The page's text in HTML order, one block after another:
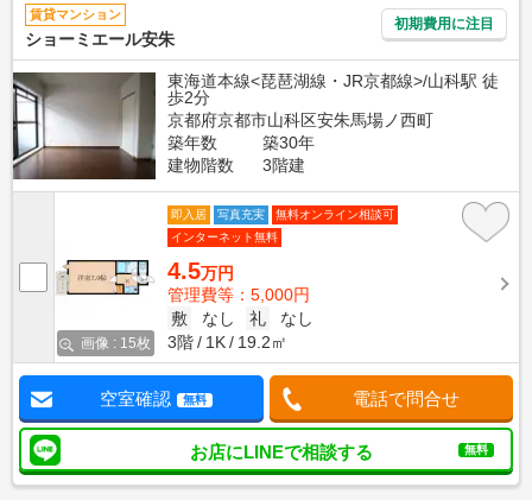
賃貸マンション
ショーミエール安朱
初期費用に注目
東海道本線<琵琶湖線・JR京都線>/山科駅 徒
歩2分
京都府京都市山科区安朱馬場ノ西町
築年数
築30年
建物階数
3階建
画像 : 15枚
即入居 写真充実
無料オンライン相談可
インターネット無料
4.5万円
管理費等：5,000円
敷
なし 礼
なし
3階
1K 19.2㎡
空室確認 無料 電話で問合せ
お店にLINEで相談する 無料